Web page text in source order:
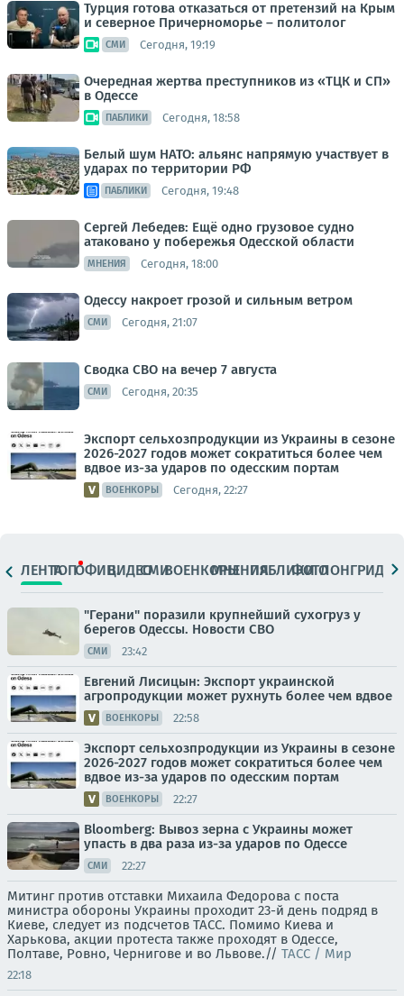
Турция готова отказаться от претензий на Крым
и северное Причерноморье – политолог
СМИ Сегодня, 19:19
Очередная жертва преступников из «ТЦК и СП»
в Одессе
ПАБЛИКИ Сегодня, 18:58
Белый шум НАТО: альянс напрямую участвует в
ударах по территории РФ
ПАБЛИКИ Сегодня, 19:48
Сергей Лебедев: Ещё одно грузовое судно
атаковано у побережья Одесской области
МНЕНИЯ Сегодня, 18:00
Одессу накроет грозой и сильным ветром
СМИ Сегодня, 21:07
Сводка СВО на вечер 7 августа
СМИ Сегодня, 20:35
Экспорт сельхозпродукции из Украины в сезоне
2026-2027 годов может сократиться более чем
вдвое из-за ударов по одесским портам
ВОЕНКОРЫ Сегодня, 22:27
ЛЕНТАТОПОФИЦ.ВИДЕОСМИВОЕНКОРЫМНЕНИЯПАБЛИКИ
ФОТОЛОНГРИДЫ
"Герани" поразили крупнейший сухогруз у
берегов Одессы. Новости СВО
СМИ 23:42
Евгений Лисицын: Экспорт украинской
агропродукции может рухнуть более чем вдвое
ВОЕНКОРЫ 22:58
Экспорт сельхозпродукции из Украины в сезоне
2026-2027 годов может сократиться более чем
вдвое из-за ударов по одесским портам
ВОЕНКОРЫ 22:27
Bloomberg: Вывоз зерна с Украины может
упасть в два раза из-за ударов по Одессе
СМИ 22:27
Митинг против отставки Михаила Федорова с поста
министра обороны Украины проходит 23-й день подряд в
Киеве, следует из подсчетов ТАСС. Помимо Киева и
Харькова, акции протеста также проходят в Одессе,
Полтаве, Ровно, Чернигове и во Львове.// ТАСС / Мир
22:18